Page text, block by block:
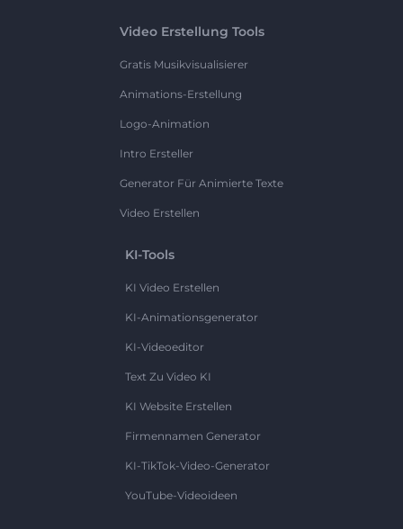
Video Erstellung Tools
Gratis Musikvisualisierer
Animations-Erstellung
Logo-Animation
Intro Ersteller
Generator Für Animierte Texte
Video Erstellen
KI-Tools
KI Video Erstellen
KI-Animationsgenerator
KI-Videoeditor
Text Zu Video KI
KI Website Erstellen
Firmennamen Generator
KI-TikTok-Video-Generator
YouTube-Videoideen